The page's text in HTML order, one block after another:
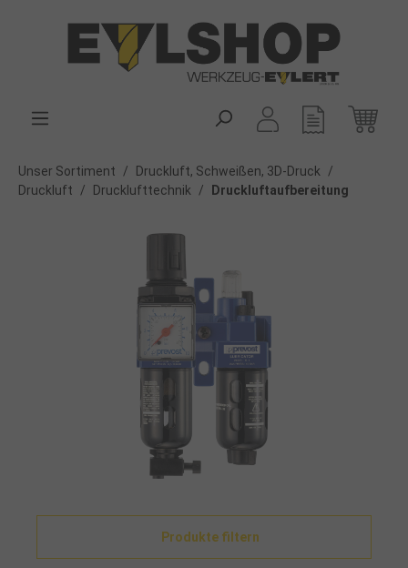
Unser Sortiment / Druckluft, Schweißen, 3D-Druck
/
Druckluft
/ Drucklufttechnik / Druckluftaufbereitung
Produkte filtern